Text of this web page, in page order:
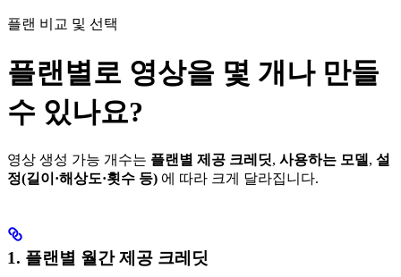
플랜 비교 및 선택
플랜별로 영상을 몇 개나 만들
수 있나요?
영상 생성 가능 개수는 플랜별 제공 크레딧, 사용하는 모델 , 설
정(길이·해상도·횟수 등) 에 따라 크게 달라집니다.
1. 플랜별 월간 제공 크레딧